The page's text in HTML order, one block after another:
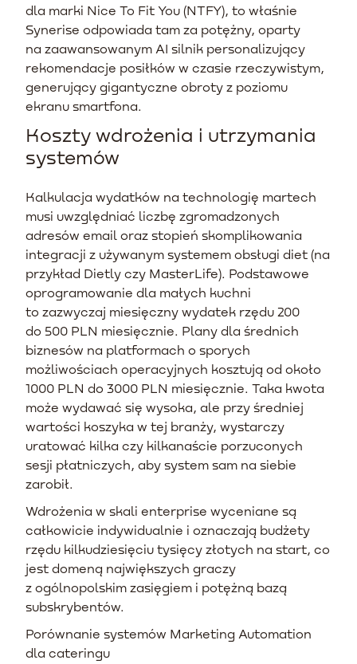
dla marki Nice To Fit You (NTFY), to właśnie
Synerise odpowiada tam za potężny, oparty
na zaawansowanym AI silnik personalizujący
rekomendacje posiłków w czasie rzeczywistym,
generujący gigantyczne obroty z poziomu
ekranu smartfona.
Koszty wdrożenia i utrzymania
systemów
Kalkulacja wydatków na technologię martech
musi uwzględniać liczbę zgromadzonych
adresów email oraz stopień skomplikowania
integracji z używanym systemem obsługi diet (na
przykład Dietly czy MasterLife). Podstawowe
oprogramowanie dla małych kuchni
to zazwyczaj miesięczny wydatek rzędu 200
do 500 PLN miesięcznie. Plany dla średnich
biznesów na platformach o sporych
możliwościach operacyjnych kosztują od około
1000 PLN do 3000 PLN miesięcznie. Taka kwota
może wydawać się wysoka, ale przy średniej
wartości koszyka w tej branży, wystarczy
uratować kilka czy kilkanaście porzuconych
sesji płatniczych, aby system sam na siebie
zarobił.
Wdrożenia w skali enterprise wyceniane są
całkowicie indywidualnie i oznaczają budżety
rzędu kilkudziesięciu tysięcy złotych na start, co
jest domeną największych graczy
z ogólnopolskim zasięgiem i potężną bazą
subskrybentów.
Porównanie systemów Marketing Automation
dla cateringu